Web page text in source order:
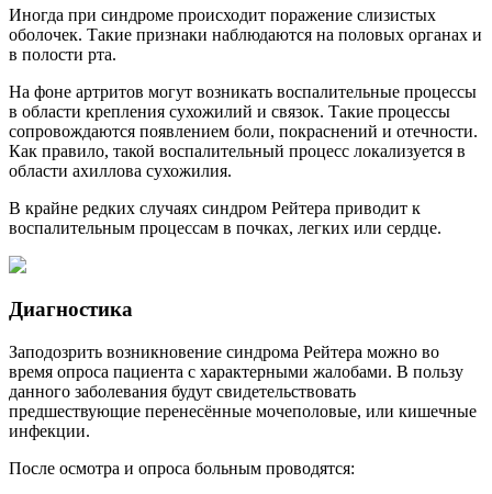
Иногда при синдроме происходит поражение слизистых
оболочек. Такие признаки наблюдаются на половых органах и
в полости рта.
На фоне артритов могут возникать воспалительные процессы
в области крепления сухожилий и связок. Такие процессы
сопровождаются появлением боли, покраснений и отечности.
Как правило, такой воспалительный процесс локализуется в
области ахиллова сухожилия.
В крайне редких случаях синдром Рейтера приводит к
воспалительным процессам в почках, легких или сердце.
Диагностика
Заподозрить возникновение синдрома Рейтера можно во
время опроса пациента с характерными жалобами. В пользу
данного заболевания будут свидетельствовать
предшествующие перенесённые мочеполовые, или кишечные
инфекции.
После осмотра и опроса больным проводятся: